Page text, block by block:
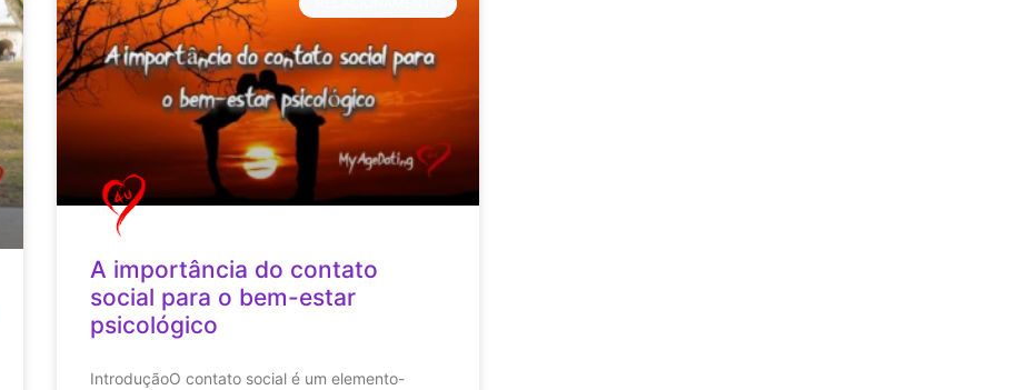
A importância do contato
social para o bem-estar
psicológico
IntroduçãoO contato social é um elemento-